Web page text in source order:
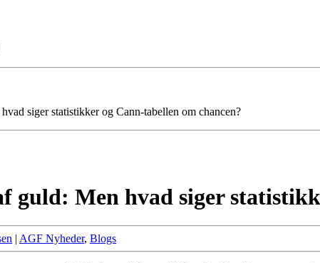
siger statistikker og Cann-tabellen om chancen?
guld: Men hvad siger
| AGF Nyheder, Blogs